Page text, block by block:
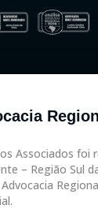
Associados foi
– Região Sul